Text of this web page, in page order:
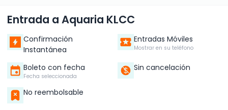
Entrada a Aquaria KLCC
Confirmación
Instantánea
Entradas Móviles
Mostrar en su teléfono
Boleto con fecha
Fecha seleccionada
Sin cancelación
No reembolsable